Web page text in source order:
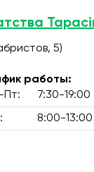
5)
работы:
Пт:
7:30-19:00
8:00-13:00